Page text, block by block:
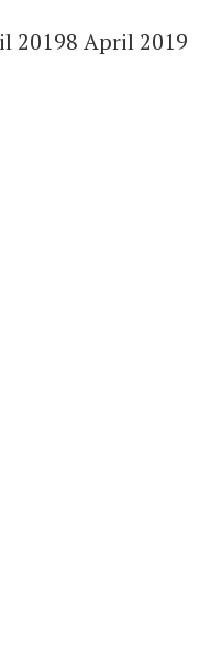
20198 April 2019